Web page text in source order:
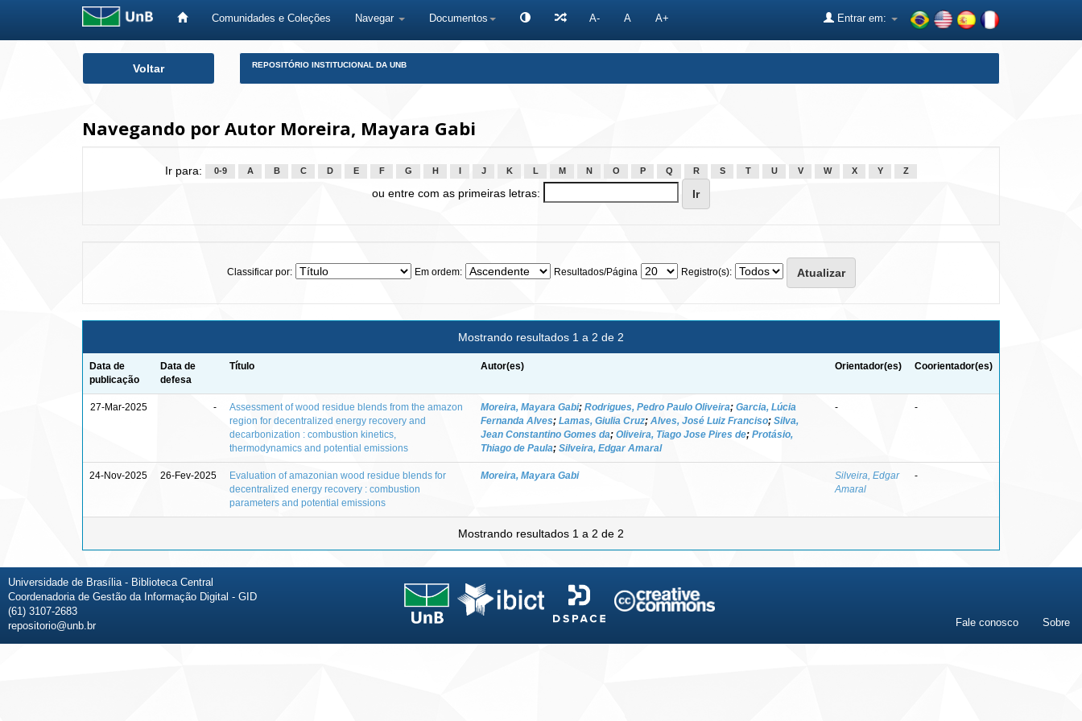
Comunidades e Coleções Navegar Documentos A- A A+ Entrar em:
Voltar REPOSITÓRIO INSTITUCIONAL DA UNB
Navegando por Autor Moreira, Mayara Gabi
Ir para: 0-9 A B C D E F G H J K L M N O P Q R S T U V W X Y Z
ou entre com as primeiras letras:
Classificar por: Em ordem: Resultados/Página Registro(s):
Mostrando resultados 1 a 2 de 2
Data de
publicação
Data de
defesa
Título Autor(es) Orientador(es) Coorientador(es)
27-Mar-2025 -
Assessment of wood residue blends from the amazon
region for decentralized energy recovery and
decarbonization : combustion kinetics,
thermodynamics and potential emissions
Moreira, Mayara Gabi; Rodrigues, Pedro Paulo Oliveira; Garcia, Lúcia
Fernanda Alves; Lamas, Giulia Cruz; Alves, José Luiz Franciso; Silva,
Jean Constantino Gomes da; Oliveira, Tiago Jose Pires de; Protásio,
Thiago de Paula; Silveira, Edgar Amaral
- -
24-Nov-2025 26-Fev-2025
Evaluation of amazonian wood residue blends for
decentralized energy recovery : combustion
parameters and potential emissions
Moreira, Mayara Gabi
Silveira, Edgar
Amaral
-
Mostrando resultados 1 a 2 de 2
Universidade de Brasília - Biblioteca Central
Coordenadoria de Gestão da Informação Digital - GID
(61) 3107-2683
repositorio@unb.br
Fale conosco Sobre